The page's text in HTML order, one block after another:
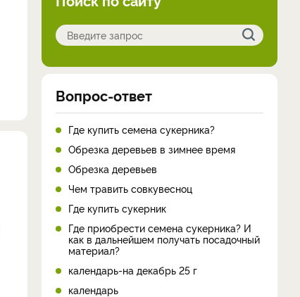
Вопрос-ответ
Где купить семена сукерника?
Обрезка деревьев в зимнее время
Обрезка деревьев
Чем травить совкувесноц
Где купить сукерник
Где приобрести семена сукерника? И
как в дальнейшем получать посадочный
материал?
календарь-на декабрь 25 г
календарь